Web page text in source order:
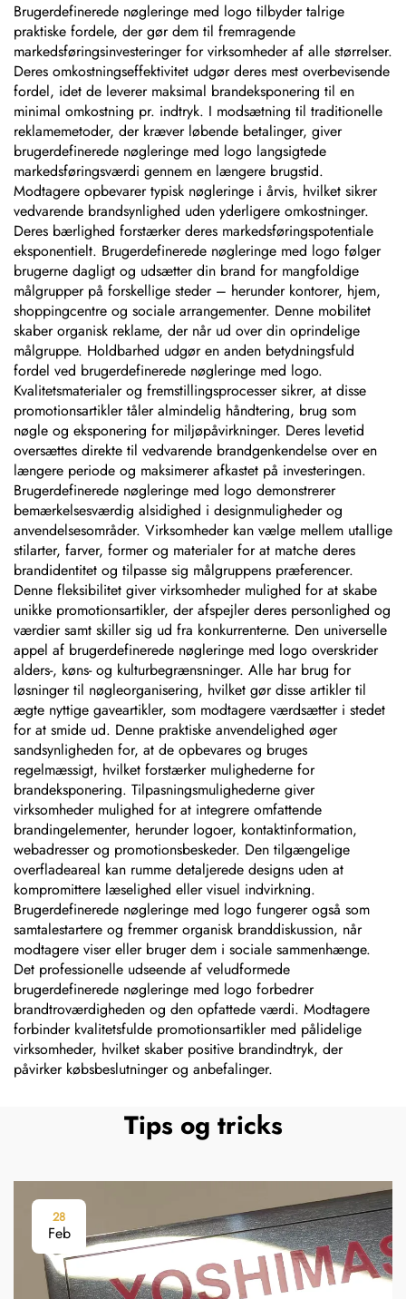
Brugerdefinerede nøgleringe med logo tilbyder talrige
praktiske fordele, der gør dem til fremragende
markedsføringsinvesteringer for virksomheder af alle størrelser.
Deres omkostningseffektivitet udgør deres mest overbevisende
fordel, idet de leverer maksimal brandeksponering til en
minimal omkostning pr. indtryk. I modsætning til traditionelle
reklamemetoder, der kræver løbende betalinger, giver
brugerdefinerede nøgleringe med logo langsigtede
markedsføringsværdi gennem en længere brugstid.
Modtagere opbevarer typisk nøgleringe i årvis, hvilket sikrer
vedvarende brandsynlighed uden yderligere omkostninger.
Deres bærlighed forstærker deres markedsføringspotentiale
eksponentielt. Brugerdefinerede nøgleringe med logo følger
brugerne dagligt og udsætter din brand for mangfoldige
målgrupper på forskellige steder – herunder kontorer, hjem,
shoppingcentre og sociale arrangementer. Denne mobilitet
skaber organisk reklame, der når ud over din oprindelige
målgruppe. Holdbarhed udgør en anden betydningsfuld
fordel ved brugerdefinerede nøgleringe med logo.
Kvalitetsmaterialer og fremstillingsprocesser sikrer, at disse
promotionsartikler tåler almindelig håndtering, brug som
nøgle og eksponering for miljøpåvirkninger. Deres levetid
oversættes direkte til vedvarende brandgenkendelse over en
længere periode og maksimerer afkastet på investeringen.
Brugerdefinerede nøgleringe med logo demonstrerer
bemærkelsesværdig alsidighed i designmuligheder og
anvendelsesområder. Virksomheder kan vælge mellem utallige
stilarter, farver, former og materialer for at matche deres
brandidentitet og tilpasse sig målgruppens præferencer.
Denne fleksibilitet giver virksomheder mulighed for at skabe
unikke promotionsartikler, der afspejler deres personlighed og
værdier samt skiller sig ud fra konkurrenterne. Den universelle
appel af brugerdefinerede nøgleringe med logo overskrider
alders-, køns- og kulturbegrænsninger. Alle har brug for
løsninger til nøgleorganisering, hvilket gør disse artikler til
ægte nyttige gaveartikler, som modtagere værdsætter i stedet
for at smide ud. Denne praktiske anvendelighed øger
sandsynligheden for, at de opbevares og bruges
regelmæssigt, hvilket forstærker mulighederne for
brandeksponering. Tilpasningsmulighederne giver
virksomheder mulighed for at integrere omfattende
brandingelementer, herunder logoer, kontaktinformation,
webadresser og promotionsbeskeder. Den tilgængelige
overfladeareal kan rumme detaljerede designs uden at
kompromittere læselighed eller visuel indvirkning.
Brugerdefinerede nøgleringe med logo fungerer også som
samtalestartere og fremmer organisk branddiskussion, når
modtagere viser eller bruger dem i sociale sammenhænge.
Det professionelle udseende af veludformede
brugerdefinerede nøgleringe med logo forbedrer
brandtroværdigheden og den opfattede værdi. Modtagere
forbinder kvalitetsfulde promotionsartikler med pålidelige
virksomheder, hvilket skaber positive brandindtryk, der
påvirker købsbeslutninger og anbefalinger.
Tips og tricks
28
Feb